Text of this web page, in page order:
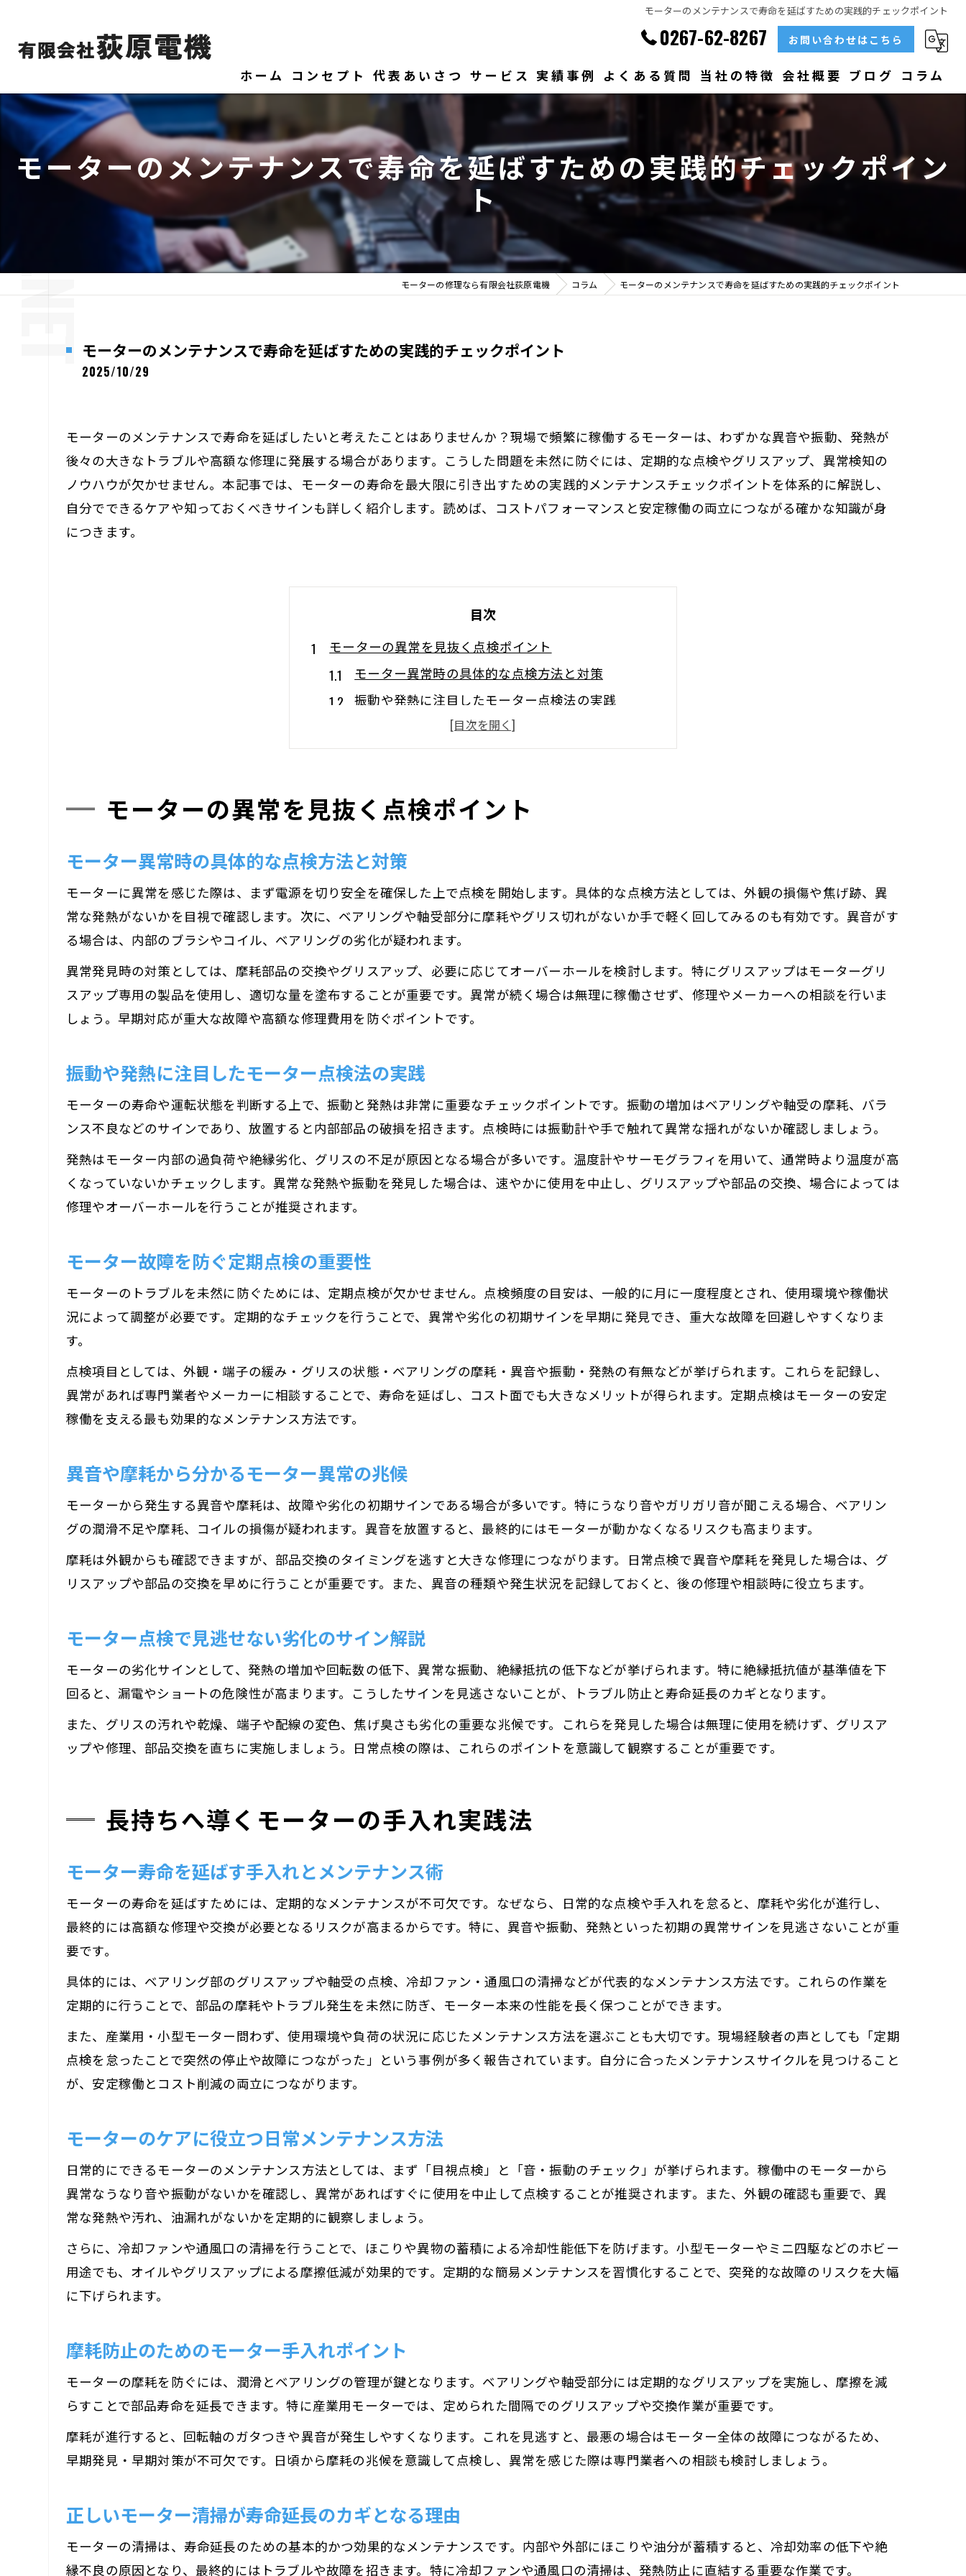
モーターのメンテナンスで寿命を延ばすための実践的チェックポイント
0267-62-8267 お問い合わせはこちら
ホーム コンセプト 代表あいさつ サービス 実績事例 よくある質問 当社の特徴
ベアリング
大型
メンテナンス
販売
会社概要 ブログ コラム
モーターのメンテナンスで寿命を延ばすための実践的チェックポイン
ト
モーターの修理なら有限会社荻原電機 コラム モーターのメンテナンスで寿命を延ばすための実践的チェックポイント
モーターのメンテナンスで寿命を延ばすための実践的チェックポイント
2025/10/29
モーターのメンテナンスで寿命を延ばしたいと考えたことはありませんか？現場で頻繁に稼働するモーターは、わずかな異音や振動、発熱が
後々の大きなトラブルや高額な修理に発展する場合があります。こうした問題を未然に防ぐには、定期的な点検やグリスアップ、異常検知の
ノウハウが欠かせません。本記事では、モーターの寿命を最大限に引き出すための実践的メンテナンスチェックポイントを体系的に解説し、
自分でできるケアや知っておくべきサインも詳しく紹介します。読めば、コストパフォーマンスと安定稼働の両立につながる確かな知識が身
につきます。
目次
モーターの異常を見抜く点検ポイント
モーター異常時の具体的な点検方法と対策
振動や発熱に注目したモーター点検法の実践
モーター故障を防ぐ定期点検の重要性
異音や摩耗から分かるモーター異常の兆候
長持ちへ導くモーターの手入れ実践法
モーターのケアに役立つ日常メンテナンス方法
摩耗防止のためのモーター手入れポイント
正しいモーター清掃が寿命延長のカギとなる理由
劣化を防ぐモーターの実践的お手入れ法
異音や振動がサイン？モーターの劣化兆候
モーター異音の原因と早期発見のポイント
振動やうなり音でわかるモーター劣化の症状
劣化サインを見逃さないモーターの点検術
モーター故障前の異音や異常振動への対応
寿命を延ばす日常のモーターメンテナンス術
モーター寿命を延ばす日々のメンテナンス方法
簡単にできるモーター点検とケアのポイント
日常習慣でモーター故障を予防する秘訣
トラブル回避に役立つモーターメンテナンス術
トラブル予防に役立つモーターケアの基本
モーターのトラブルを防ぐ基本的なケア方法
モーター故障を未然に防ぐための管理術
予防保全の観点から見るモーターケアの重要性
トラブル発生を減らすモーターの定期チェック
モーターのグリスアップで性能を維持する方法
適切なグリスアップが寿命延長の決め手となる理由
グリスアップ時に注意すべきモーター部位とは
モーター性能向上に必要なグリスアップ手順
グリスアップ不足が引き起こすモータートラブル
モーターの異常を見抜く点検ポイント
モーター異常時の具体的な点検方法と対策
モーターに異常を感じた際は、まず電源を切り安全を確保した上で点検を開始します。具体的な点検方法としては、外観の損傷や焦げ跡、異
常な発熱がないかを目視で確認します。次に、ベアリングや軸受部分に摩耗やグリス切れがないか手で軽く回してみるのも有効です。異音がす
る場合は、内部のブラシやコイル、ベアリングの劣化が疑われます。
異常発見時の対策としては、摩耗部品の交換やグリスアップ、必要に応じてオーバーホールを検討します。特にグリスアップはモーターグリ
スアップ専用の製品を使用し、適切な量を塗布することが重要です。異常が続く場合は無理に稼働させず、修理やメーカーへの相談を行いま
しょう。早期対応が重大な故障や高額な修理費用を防ぐポイントです。
振動や発熱に注目したモーター点検法の実践
モーターの寿命や運転状態を判断する上で、振動と発熱は非常に重要なチェックポイントです。振動の増加はベアリングや軸受の摩耗、バラ
ンス不良などのサインであり、放置すると内部部品の破損を招きます。点検時には振動計や手で触れて異常な揺れがないか確認しましょう。
発熱はモーター内部の過負荷や絶縁劣化、グリスの不足が原因となる場合が多いです。温度計やサーモグラフィを用いて、通常時より温度が高
くなっていないかチェックします。異常な発熱や振動を発見した場合は、速やかに使用を中止し、グリスアップや部品の交換、場合によっては
修理やオーバーホールを行うことが推奨されます。
モーター故障を防ぐ定期点検の重要性
モーターのトラブルを未然に防ぐためには、定期点検が欠かせません。点検頻度の目安は、一般的に月に一度程度とされ、使用環境や稼働状
況によって調整が必要です。定期的なチェックを行うことで、異常や劣化の初期サインを早期に発見でき、重大な故障を回避しやすくなりま
す。
点検項目としては、外観・端子の緩み・グリスの状態・ベアリングの摩耗・異音や振動・発熱の有無などが挙げられます。これらを記録し、
異常があれば専門業者やメーカーに相談することで、寿命を延ばし、コスト面でも大きなメリットが得られます。定期点検はモーターの安定
稼働を支える最も効果的なメンテナンス方法です。
異音や摩耗から分かるモーター異常の兆候
モーターから発生する異音や摩耗は、故障や劣化の初期サインである場合が多いです。特にうなり音やガリガリ音が聞こえる場合、ベアリン
グの潤滑不足や摩耗、コイルの損傷が疑われます。異音を放置すると、最終的にはモーターが動かなくなるリスクも高まります。
摩耗は外観からも確認できますが、部品交換のタイミングを逃すと大きな修理につながります。日常点検で異音や摩耗を発見した場合は、グ
リスアップや部品の交換を早めに行うことが重要です。また、異音の種類や発生状況を記録しておくと、後の修理や相談時に役立ちます。
モーター点検で見逃せない劣化のサイン解説
モーターの劣化サインとして、発熱の増加や回転数の低下、異常な振動、絶縁抵抗の低下などが挙げられます。特に絶縁抵抗値が基準値を下
回ると、漏電やショートの危険性が高まります。こうしたサインを見逃さないことが、トラブル防止と寿命延長のカギとなります。
また、グリスの汚れや乾燥、端子や配線の変色、焦げ臭さも劣化の重要な兆候です。これらを発見した場合は無理に使用を続けず、グリスア
ップや修理、部品交換を直ちに実施しましょう。日常点検の際は、これらのポイントを意識して観察することが重要です。
長持ちへ導くモーターの手入れ実践法
モーター寿命を延ばす手入れとメンテナンス術
モーターの寿命を延ばすためには、定期的なメンテナンスが不可欠です。なぜなら、日常的な点検や手入れを怠ると、摩耗や劣化が進行し、
最終的には高額な修理や交換が必要となるリスクが高まるからです。特に、異音や振動、発熱といった初期の異常サインを見逃さないことが重
要です。
具体的には、ベアリング部のグリスアップや軸受の点検、冷却ファン・通風口の清掃などが代表的なメンテナンス方法です。これらの作業を
定期的に行うことで、部品の摩耗やトラブル発生を未然に防ぎ、モーター本来の性能を長く保つことができます。
また、産業用・小型モーター問わず、使用環境や負荷の状況に応じたメンテナンス方法を選ぶことも大切です。現場経験者の声としても「定期
点検を怠ったことで突然の停止や故障につながった」という事例が多く報告されています。自分に合ったメンテナンスサイクルを見つけること
が、安定稼働とコスト削減の両立につながります。
モーターのケアに役立つ日常メンテナンス方法
日常的にできるモーターのメンテナンス方法としては、まず「目視点検」と「音・振動のチェック」が挙げられます。稼働中のモーターから
異常なうなり音や振動がないかを確認し、異常があればすぐに使用を中止して点検することが推奨されます。また、外観の確認も重要で、異
常な発熱や汚れ、油漏れがないかを定期的に観察しましょう。
さらに、冷却ファンや通風口の清掃を行うことで、ほこりや異物の蓄積による冷却性能低下を防げます。小型モーターやミニ四駆などのホビー
用途でも、オイルやグリスアップによる摩擦低減が効果的です。定期的な簡易メンテナンスを習慣化することで、突発的な故障のリスクを大幅
に下げられます。
摩耗防止のためのモーター手入れポイント
モーターの摩耗を防ぐには、潤滑とベアリングの管理が鍵となります。ベアリングや軸受部分には定期的なグリスアップを実施し、摩擦を減
らすことで部品寿命を延長できます。特に産業用モーターでは、定められた間隔でのグリスアップや交換作業が重要です。
摩耗が進行すると、回転軸のガタつきや異音が発生しやすくなります。これを見逃すと、最悪の場合はモーター全体の故障につながるため、
早期発見・早期対策が不可欠です。日頃から摩耗の兆候を意識して点検し、異常を感じた際は専門業者への相談も検討しましょう。
正しいモーター清掃が寿命延長のカギとなる理由
モーターの清掃は、寿命延長のための基本的かつ効果的なメンテナンスです。内部や外部にほこりや油分が蓄積すると、冷却効率の低下や絶
縁不良の原因となり、最終的にはトラブルや故障を招きます。特に冷却ファンや通風口の清掃は、発熱防止に直結する重要な作業です。